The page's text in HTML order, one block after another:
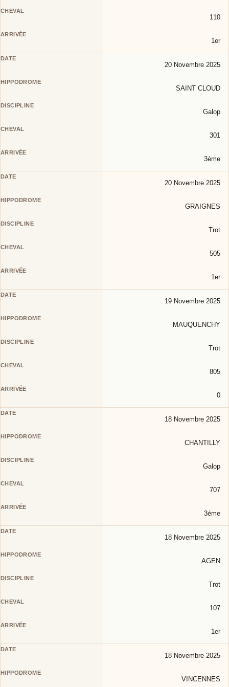
110
1er
20 Novembre 2025
SAINT CLOUD
Galop
301
3éme
20 Novembre 2025
GRAIGNES
Trot
505
1er
19 Novembre 2025
MAUQUENCHY
Trot
805
0
18 Novembre 2025
CHANTILLY
Galop
707
3éme
18 Novembre 2025
AGEN
Trot
107
1er
18 Novembre 2025
VINCENNES